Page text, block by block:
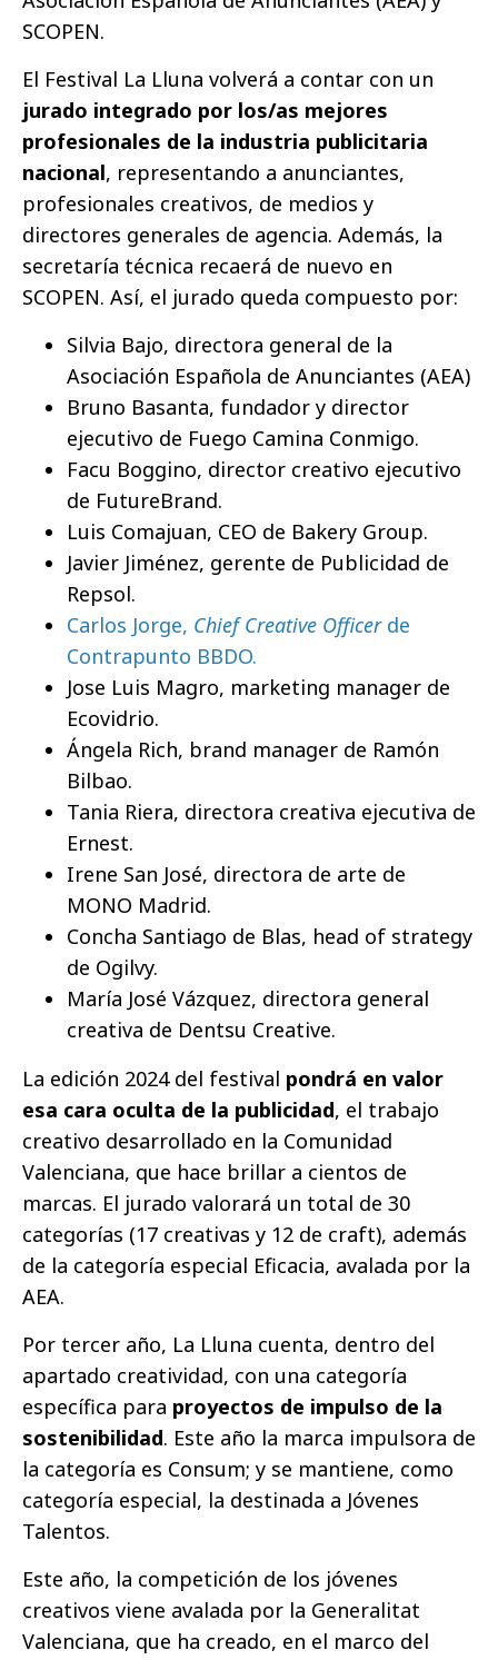
SCOPEN.
El Festival La Lluna volverá a contar con un
jurado integrado por los/as mejores
profesionales de la industria publicitaria
nacional, representando a anunciantes,
profesionales creativos, de medios y
directores generales de agencia. Además, la
secretaría técnica recaerá de nuevo en
SCOPEN. Así, el jurado queda compuesto por:
Silvia Bajo, directora general de la
Asociación Española de Anunciantes (AEA)
Bruno Basanta, fundador y director
ejecutivo de Fuego Camina Conmigo.
Facu Boggino, director creativo ejecutivo
de FutureBrand.
Luis Comajuan, CEO de Bakery Group.
Javier Jiménez, gerente de Publicidad de
Repsol.
Carlos Jorge, Chief Creative Officerde
Contrapunto BBDO.
Jose Luis Magro, marketing manager de
Ecovidrio.
Ángela Rich, brand manager de Ramón
Bilbao.
Tania Riera, directora creativa ejecutiva de
Ernest.
Irene San José, directora de arte de
MONO Madrid.
Concha Santiago de Blas, head of strategy
de Ogilvy.
María José Vázquez, directora general
creativa de Dentsu Creative.
La edición 2024 del festival pondrá en valor
esa cara oculta de la publicidad, el trabajo
creativo desarrollado en la Comunidad
Valenciana, que hace brillar a cientos de
marcas. El jurado valorará un total de 30
categorías (17 creativas y 12 de craft), además
de la categoría especial Eficacia, avalada por la
AEA.
Por tercer año, La Lluna cuenta, dentro del
apartado creatividad, con una categoría
específica para proyectos de impulso de la
sostenibilidad. Este año la marca impulsora de
la categoría es Consum; y se mantiene, como
categoría especial, la destinada a Jóvenes
Talentos.
Este año, la competición de los jóvenes
creativos viene avalada por la Generalitat
Valenciana, que ha creado, en el marco del